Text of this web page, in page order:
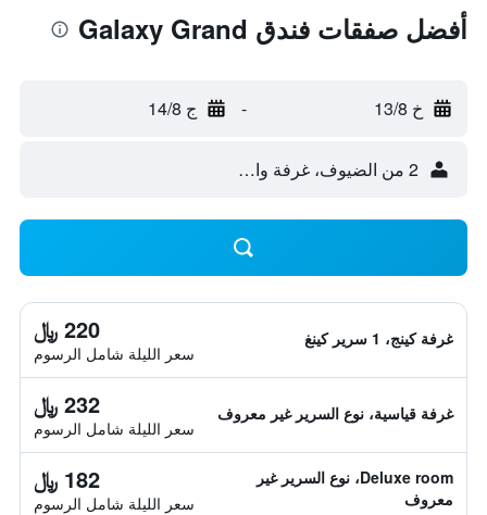
أفضل صفقات فندق Galaxy Grand
خ 13/8 - ج 14/8
2 من الضيوف، غرفة واحدة
غرفة كينج، 1 سرير كينغ 220 ﷼
سعر الليلة شامل الرسوم
غرفة قياسية، نوع السرير غير معروف 232 ﷼
سعر الليلة شامل الرسوم
Deluxe room، نوع السرير غير
معروف
182 ﷼
سعر الليلة شامل الرسوم